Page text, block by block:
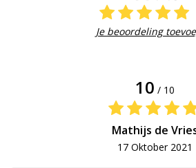
Je beoordeling
10 / 10
Mathijs de
17 Oktober 2021